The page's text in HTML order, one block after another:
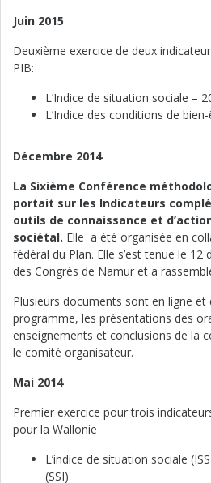
Juin 2015
Deuxième exercice de deux
PIB:
L’Indice de situation sociale –
L’Indice des conditions de
Décembre 2014
La Sixième Conférence
portait sur les Indicateurs
outils de connaissance et
sociétal. Elle a été organisée en
fédéral du Plan. Elle s’est tenue le 12
des Congrès de Namur et a
Plusieurs documents sont en ligne et
programme, les présentations des
enseignements et conclusions de la
le comité organisateur.
Mai 2014
Premier exercice pour trois
pour la Wallonie
L’indice de situation sociale
(SSI)